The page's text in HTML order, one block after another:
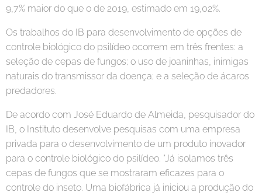
9,7% maior do que o de 2019, estimado em 19,02%.
Os trabalhos do IB para desenvolvimento de opções de
controle biológico do psilídeo ocorrem em três frentes: a
seleção de cepas de fungos; o uso de joaninhas, inimigas
naturais do transmissor da doença; e a seleção de ácaros
predadores.
De acordo com José Eduardo de Almeida, pesquisador do
IB, o Instituto desenvolve pesquisas com uma empresa
privada para o desenvolvimento de um produto inovador
para o controle biológico do psilídeo. "Já isolamos três
cepas de fungos que se mostraram eficazes para o
controle do inseto. Uma biofábrica já iniciou a produção do